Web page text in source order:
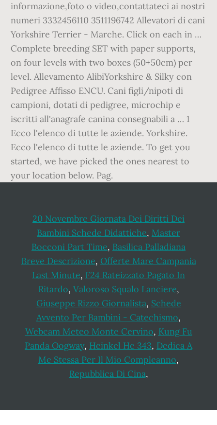
informazione,foto o video,contattateci ai nostri
numeri 3332456110 3511196742 Allevatori di cani
Yorkshire Terrier - Marche. Click on each in …
Complete breeding SET with paper supports,
on four levels with two boxes (50+50cm) per
level. Allevamento AlibiYorkshire & Silky con
Pedigree Affisso ENCU. Cani figli/nipoti di
campioni, dotati di pedigree, microchip e
iscritti all'anagrafe canina consegnabili a … 1
Ecco l'elenco di tutte le aziende. Yorkshire.
Ecco l'elenco di tutte le aziende. To get you
started, we have picked the ones nearest to
your location below. Pag.
20 Novembre Giornata Dei Diritti Dei
Bambini Schede Didattiche, Master
Bocconi Part Time, Basilica Palladiana
Breve Descrizione, Offerte Mare Campania
Last Minute, F24 Rateizzato Pagato In
Ritardo, Valoroso Squalo Lanciere,
Giuseppe Rizzo Giornalista, Schede
Avvento Per Bambini - Catechismo,
Webcam Meteo Monte Cervino, Kung Fu
Panda Oogway, Heinkel He 343, Dedica A
Me Stessa Per Il Mio Compleanno,
Repubblica Di Cina,